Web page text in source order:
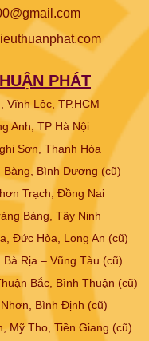
PHÁT
Lộc, TP.HCM
Anh, TP Hà Nội
Sơn, Thanh Hóa
Bình Dương (cũ)
Trạch, Đồng Nai
Bàng, Tây Ninh
Đức Hòa, Long An (cũ)
Rịa – Vũng Tàu (cũ)
Bắc, Bình Thuận (cũ)
Bình Định (cũ)
Mỹ Tho, Tiền Giang (cũ)